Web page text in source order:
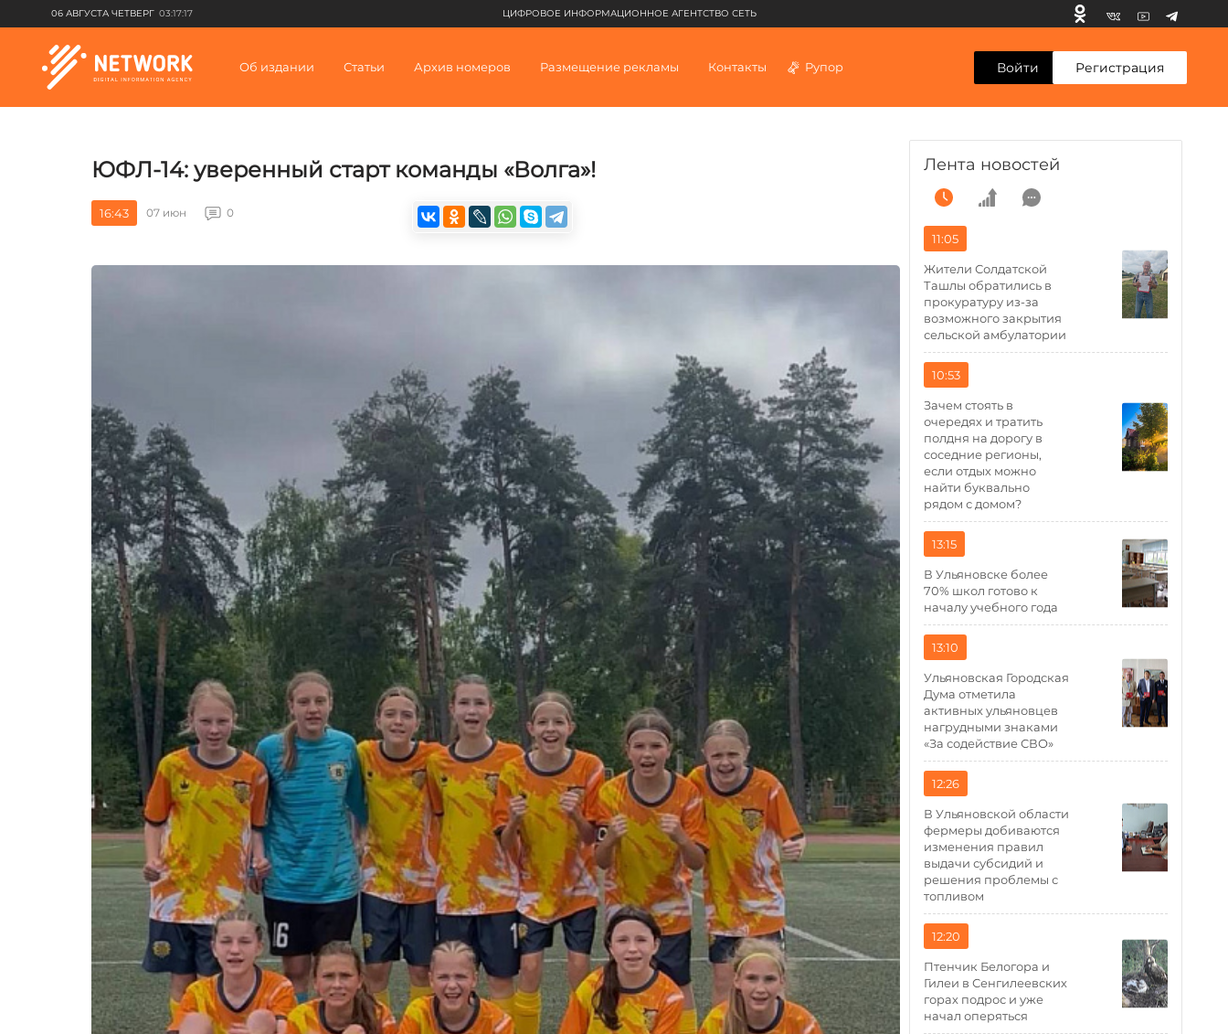
06 АВГУСТА ЧЕТВЕРГ 03:17:17 ЦИФРОВОЕ ИНФОРМАЦИОННОЕ АГЕНТСТВО СЕТЬ
Об издании Статьи Архив номеров Размещение рекламы Контакты Рупор Войти Регистрация
ЮФЛ-14: уверенный старт команды «Волга»!
16:43 07 июн 0
Лента новостей
11:05
Жители Солдатской
Ташлы обратились в
прокуратуру из-за
возможного закрытия
сельской амбулатории
10:53
Зачем стоять в
очередях и тратить
полдня на дорогу в
соседние регионы,
если отдых можно
найти буквально
рядом с домом?
13:15
В Ульяновске более
70% школ готово к
началу учебного года
13:10
Ульяновская Городская
Дума отметила
активных ульяновцев
нагрудными знаками
«За содействие СВО»
12:26
В Ульяновской области
фермеры добиваются
изменения правил
выдачи субсидий и
решения проблемы с
топливом
12:20
Птенчик Белогора и
Гилеи в Сенгилеевских
горах подрос и уже
начал оперяться